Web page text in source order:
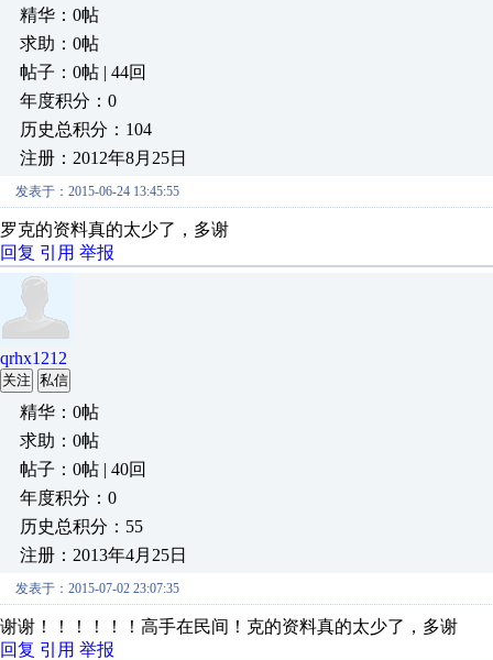
精华：0帖
求助：0帖
帖子：0帖 | 44回
年度积分：0
历史总积分：104
注册：2012年8月25日
发表于：2015-06-24 13:45:55
罗克的资料真的太少了，多谢
回复 引用 举报
qrhx1212
关注 私信
精华：0帖
求助：0帖
帖子：0帖 | 40回
年度积分：0
历史总积分：55
注册：2013年4月25日
发表于：2015-07-02 23:07:35
谢谢！！！！！！高手在民间！克的资料真的太少了，多谢
回复 引用 举报